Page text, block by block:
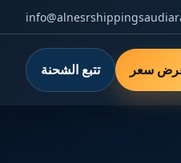
سعر تتبع الشحنة